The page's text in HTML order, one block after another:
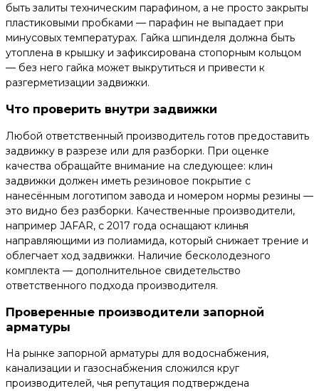
быть залиты техническим парафином, а не просто закрыты
пластиковыми пробками — парафин не выпадает при
минусовых температурах. Гайка шпинделя должна быть
утоплена в крышку и зафиксирована стопорным кольцом
— без него гайка может выкрутиться и привести к
разгерметизации задвижки.
Что проверить внутри задвижки
Любой ответственный производитель готов предоставить
задвижку в разрезе или для разборки. При оценке
качества обращайте внимание на следующее: клин
задвижки должен иметь резиновое покрытие с
нанесённым логотипом завода и номером нормы резины —
это видно без разборки. Качественные производители,
например JAFAR, с 2017 года оснащают клинья
направляющими из полиамида, который снижает трение и
облегчает ход задвижки. Наличие бесколодезного
комплекта — дополнительное свидетельство
ответственного подхода производителя.
Проверенные производители запорной
арматуры
На рынке запорной арматуры для водоснабжения,
канализации и газоснабжения сложился круг
производителей, чья репутация подтверждена